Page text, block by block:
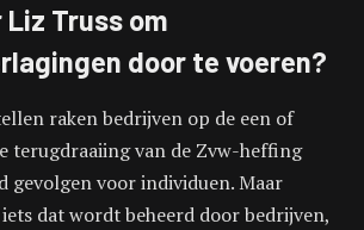
Truss om
door te voeren?
raken bedrijven op de een of
terugdraaiing van de Zvw-heffing
gevolgen voor individuen. Maar
dat wordt beheerd door bedrijven,